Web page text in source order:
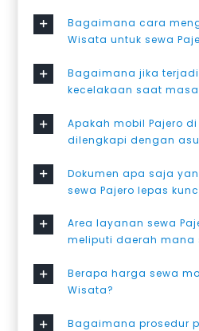
Bagaimana cara
Wisata untuk sewa
Bagaimana jika
kecelakaan saat masa
Apakah mobil Pajero
dilengkapi dengan
Dokumen apa saja
sewa Pajero lepas
Area layanan sewa
meliputi daerah mana
Berapa harga sewa
Wisata?
Bagaimana prosedur